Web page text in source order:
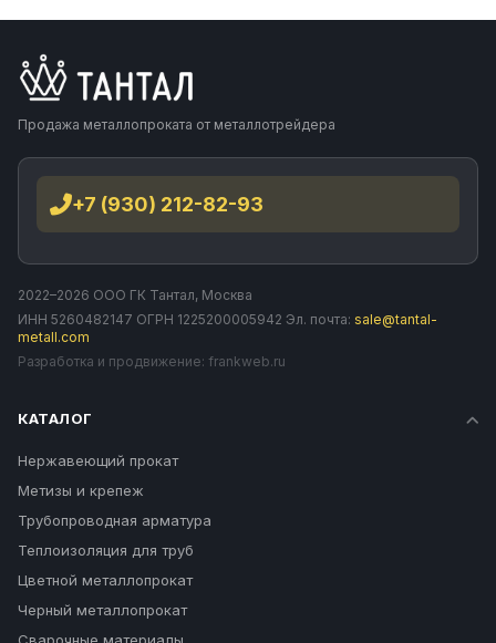
Продажа металлопроката от металлотрейдера
+7 (930) 212-82-93
2022–2026 ООО ГК Тантал, Москва
ИНН 5260482147 ОГРН 1225200005942 Эл. почта: sale@tantal-
metall.com
Разработка и продвижение: frankweb.ru
КАТАЛОГ
Нержавеющий прокат
Метизы и крепеж
Трубопроводная арматура
Теплоизоляция для труб
Цветной металлопрокат
Черный металлопрокат